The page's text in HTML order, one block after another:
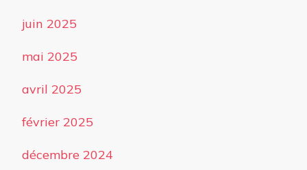
juin 2025
mai 2025
avril 2025
février 2025
décembre 2024